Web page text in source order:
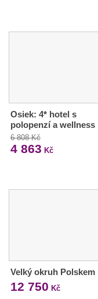
Osiek: 4* hotel s
polopenzí a wellness
6 808 Kč
4 863 Kč
Velký okruh Polskem
12 750 Kč